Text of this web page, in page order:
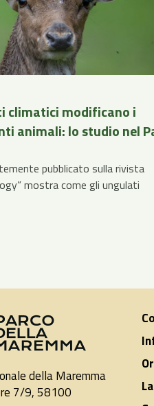
climatici modificano i
animali: lo studio nel
pubblicato sulla rivista
mostra come gli ungulati
della Maremma
7/9, 58100